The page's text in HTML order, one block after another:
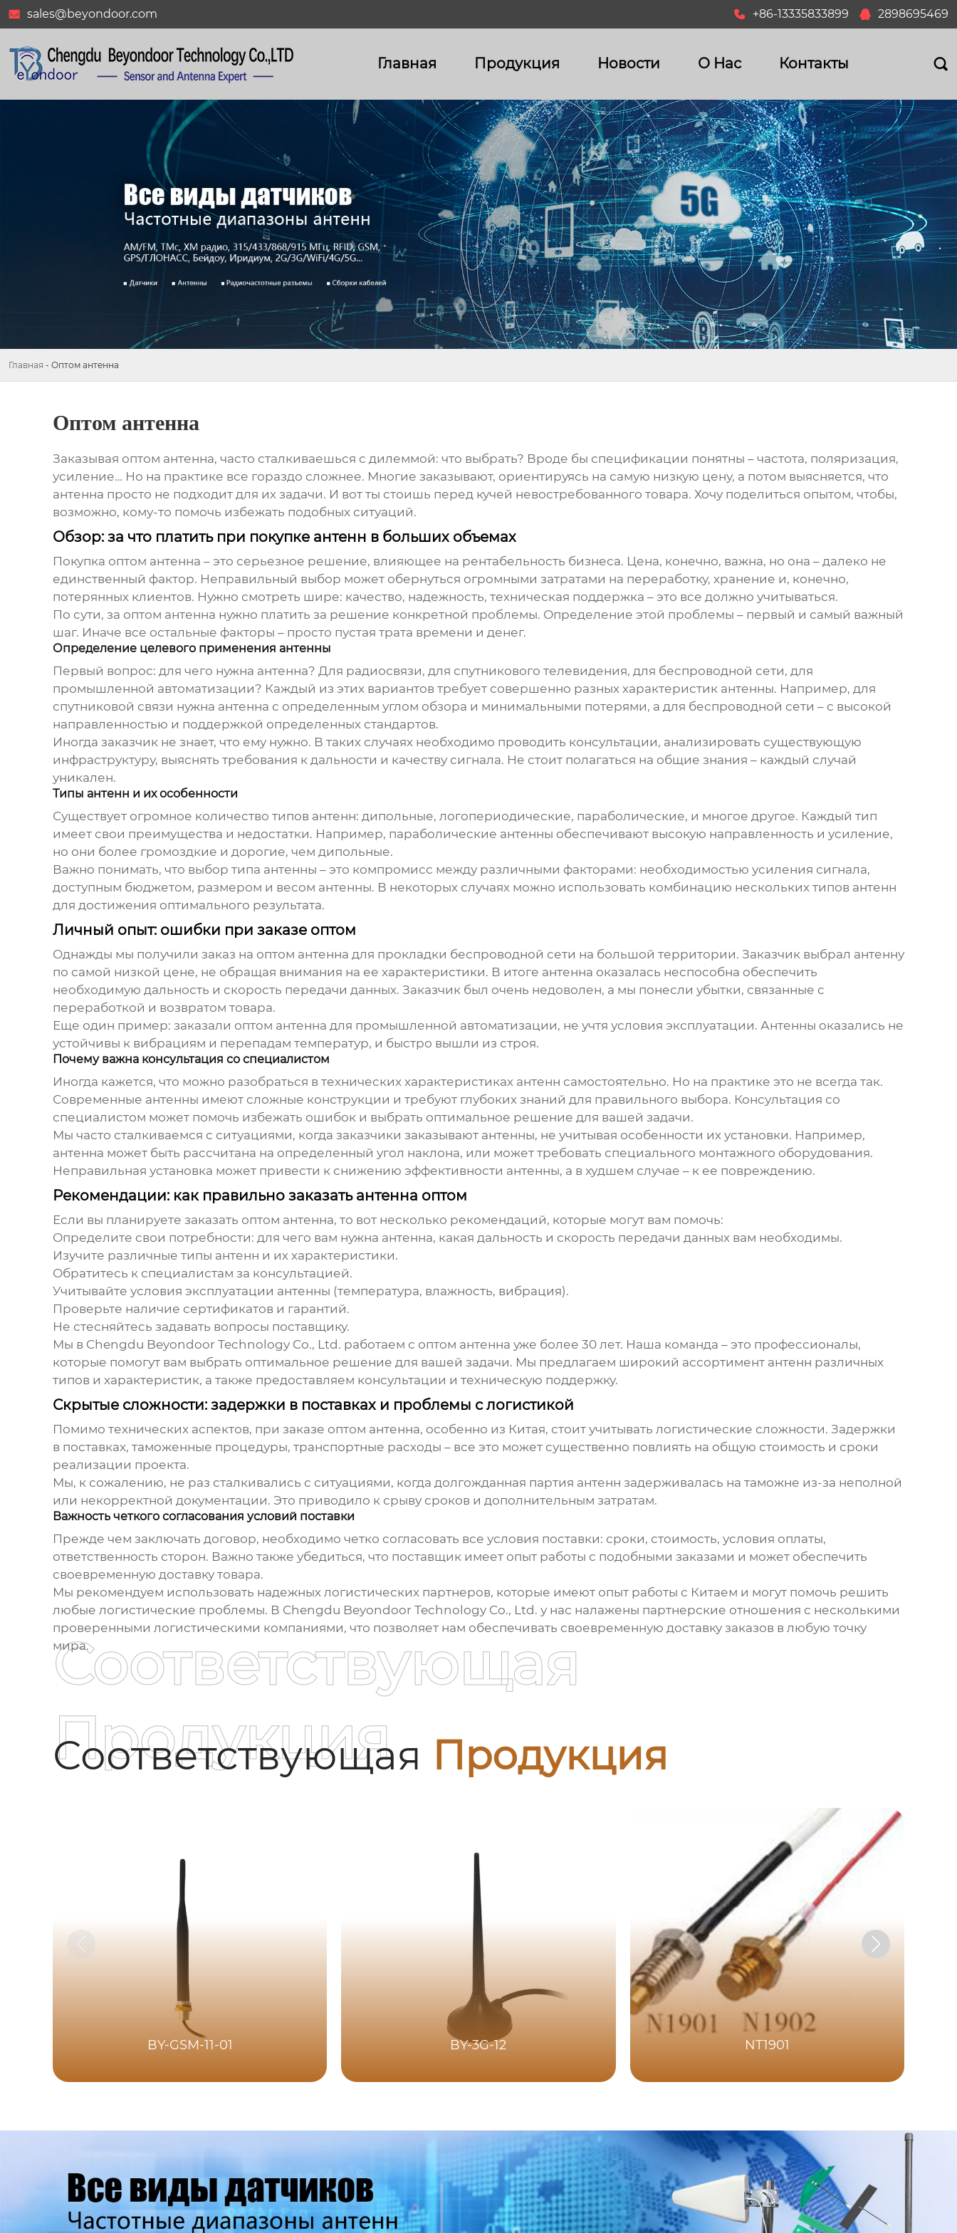
 sales@beyondoor.com  +86-13335833899  2898695469
Главная Продукция Новости О Hас Контакты 
Главная - Оптом антенна
Оптом антенна
Заказывая оптом антенна, часто сталкиваешься с дилеммой: что выбрать? Вроде бы спецификации понятны – частота, поляризация,
усиление… Но на практике все гораздо сложнее. Многие заказывают, ориентируясь на самую низкую цену, а потом выясняется, что
антенна просто не подходит для их задачи. И вот ты стоишь перед кучей невостребованного товара. Хочу поделиться опытом, чтобы,
возможно, кому-то помочь избежать подобных ситуаций.
Обзор: за что платить при покупке антенн в больших объемах
Покупка оптом антенна – это серьезное решение, влияющее на рентабельность бизнеса. Цена, конечно, важна, но она – далеко не
единственный фактор. Неправильный выбор может обернуться огромными затратами на переработку, хранение и, конечно,
потерянных клиентов. Нужно смотреть шире: качество, надежность, техническая поддержка – это все должно учитываться.
По сути, за оптом антенна нужно платить за решение конкретной проблемы. Определение этой проблемы – первый и самый важный
шаг. Иначе все остальные факторы – просто пустая трата времени и денег.
Определение целевого применения антенны
Первый вопрос: для чего нужна антенна? Для радиосвязи, для спутникового телевидения, для беспроводной сети, для
промышленной автоматизации? Каждый из этих вариантов требует совершенно разных характеристик антенны. Например, для
спутниковой связи нужна антенна с определенным углом обзора и минимальными потерями, а для беспроводной сети – с высокой
направленностью и поддержкой определенных стандартов.
Иногда заказчик не знает, что ему нужно. В таких случаях необходимо проводить консультации, анализировать существующую
инфраструктуру, выяснять требования к дальности и качеству сигнала. Не стоит полагаться на общие знания – каждый случай
уникален.
Типы антенн и их особенности
Существует огромное количество типов антенн: дипольные, логопериодические, параболические, и многое другое. Каждый тип
имеет свои преимущества и недостатки. Например, параболические антенны обеспечивают высокую направленность и усиление,
но они более громоздкие и дорогие, чем дипольные.
Важно понимать, что выбор типа антенны – это компромисс между различными факторами: необходимостью усиления сигнала,
доступным бюджетом, размером и весом антенны. В некоторых случаях можно использовать комбинацию нескольких типов антенн
для достижения оптимального результата.
Личный опыт: ошибки при заказе оптом
Однажды мы получили заказ на оптом антенна для прокладки беспроводной сети на большой территории. Заказчик выбрал антенну
по самой низкой цене, не обращая внимания на ее характеристики. В итоге антенна оказалась неспособна обеспечить
необходимую дальность и скорость передачи данных. Заказчик был очень недоволен, а мы понесли убытки, связанные с
переработкой и возвратом товара.
Еще один пример: заказали оптом антенна для промышленной автоматизации, не учтя условия эксплуатации. Антенны оказались не
устойчивы к вибрациям и перепадам температур, и быстро вышли из строя.
Почему важна консультация со специалистом
Иногда кажется, что можно разобраться в технических характеристиках антенн самостоятельно. Но на практике это не всегда так.
Современные антенны имеют сложные конструкции и требуют глубоких знаний для правильного выбора. Консультация со
специалистом может помочь избежать ошибок и выбрать оптимальное решение для вашей задачи.
Мы часто сталкиваемся с ситуациями, когда заказчики заказывают антенны, не учитывая особенности их установки. Например,
антенна может быть рассчитана на определенный угол наклона, или может требовать специального монтажного оборудования.
Неправильная установка может привести к снижению эффективности антенны, а в худшем случае – к ее повреждению.
Рекомендации: как правильно заказать антенна оптом
Если вы планируете заказать оптом антенна, то вот несколько рекомендаций, которые могут вам помочь:
Определите свои потребности: для чего вам нужна антенна, какая дальность и скорость передачи данных вам необходимы.
Изучите различные типы антенн и их характеристики.
Обратитесь к специалистам за консультацией.
Учитывайте условия эксплуатации антенны (температура, влажность, вибрация).
Проверьте наличие сертификатов и гарантий.
Не стесняйтесь задавать вопросы поставщику.
Мы в Chengdu Beyondoor Technology Co., Ltd. работаем с оптом антенна уже более 30 лет. Наша команда – это профессионалы,
которые помогут вам выбрать оптимальное решение для вашей задачи. Мы предлагаем широкий ассортимент антенн различных
типов и характеристик, а также предоставляем консультации и техническую поддержку.
Скрытые сложности: задержки в поставках и проблемы с логистикой
Помимо технических аспектов, при заказе оптом антенна, особенно из Китая, стоит учитывать логистические сложности. Задержки
в поставках, таможенные процедуры, транспортные расходы – все это может существенно повлиять на общую стоимость и сроки
реализации проекта.
Мы, к сожалению, не раз сталкивались с ситуациями, когда долгожданная партия антенн задерживалась на таможне из-за неполной
или некорректной документации. Это приводило к срыву сроков и дополнительным затратам.
Важность четкого согласования условий поставки
Прежде чем заключать договор, необходимо четко согласовать все условия поставки: сроки, стоимость, условия оплаты,
ответственность сторон. Важно также убедиться, что поставщик имеет опыт работы с подобными заказами и может обеспечить
своевременную доставку товара.
Мы рекомендуем использовать надежных логистических партнеров, которые имеют опыт работы с Китаем и могут помочь решить
любые логистические проблемы. В Chengdu Beyondoor Technology Co., Ltd. у нас налажены партнерские отношения с несколькими
проверенными логистическими компаниями, что позволяет нам обеспечивать своевременную доставку заказов в любую точку
мира.
Соответствующая Продукция
Соответствующая
Продукция
BY-GSM-11-01 BY-3G-12 NT1901